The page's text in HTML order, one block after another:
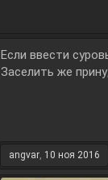
Если ввести
Заселить же
angvar, 10 ноя 2016